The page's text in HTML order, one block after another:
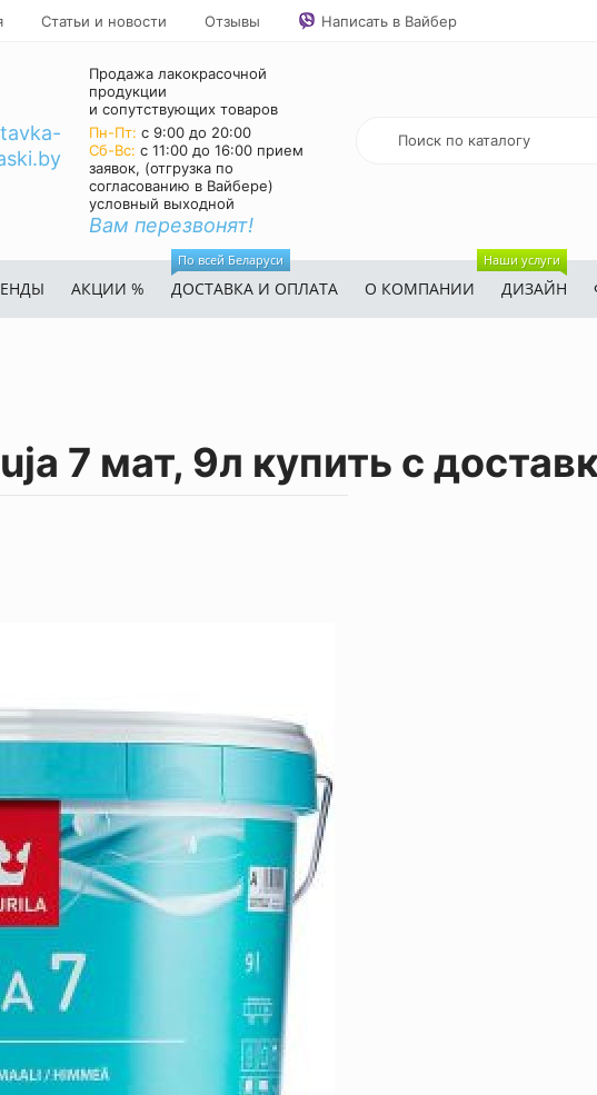
Статьи и новости Отзывы Написать в Вайбер
Продажа лакокрасочной
продукции
и сопутствующих товаров
Пн-Пт: с 9:00 до 20:00
Cб-Вс: с 11:00 до 16:00 прием
заявок, (отгрузка по
согласованию в Вайбере)
условный выходной
Вам перезвонят!
АКЦИИ % ДОСТАВКА И ОПЛАТА
По всей Беларуси
О КОМПАНИИ ДИЗАЙН
Наши услуги
7 мат, 9л купить с